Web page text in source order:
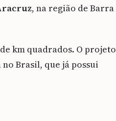
, na região de Barra
de km quadrados. O projeto
Brasil, que já possui